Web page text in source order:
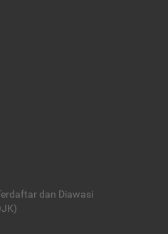
dan Diawasi